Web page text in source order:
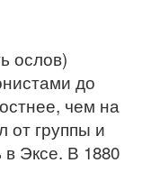
ослов)
до
чем на
от группы и
в Эксе. В 1880